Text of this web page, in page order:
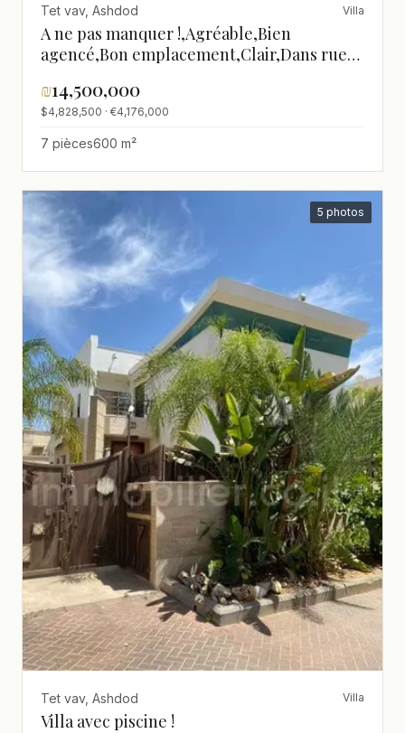
Tet vav, Ashdod Villa
A ne pas manquer !,Agréable,Bien
agencé,Bon emplacement,Clair,Dans rue
₪14,500,000
$4,828,500 · €4,176,000
7 pièces600 m²
5 photos
Tet vav, Ashdod Villa
Villa avec piscine !